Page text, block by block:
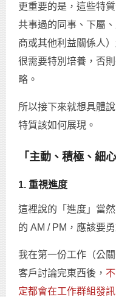
更重要的是，這些特
共事過的同事、下屬
商或其他利益關係人
很需要特別培養，否
略。
所以接下來就想具體
特質該如何展現。
「主動、積極、細
1. 重視進度
這裡說的「進度」當
的 AM / PM，應該要
我在第一份工作（公
客戶討論完東西後，
定都會在工作群組發